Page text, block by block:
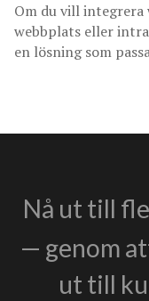
Om du vill
webbplats eller
en lösning som
Nå ut till
— genom
ut till